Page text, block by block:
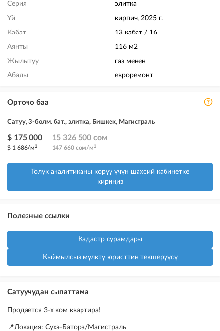
Серия элитка
Үй кирпич, 2025 г.
Кабат 13 кабат / 16
Аянты 116 м2
Жылытуу газ менен
Абалы евроремонт
Орточо баа
Сатуу, 3-бөлм. бат., элитка, Бишкек, Магистраль
$ 175 000
$ 1 686/м2
15 326 500 сом
147 660 сом/м2
Толук аналитиканы көрүү үчүн шахсий кабинетке
кириңиз
Полезные ссылки
Кадастр сурамдары
Кыймылсыз мүлктү юристтин текшерүүсү
Сатуучудан сыпаттама
Продается 3-х ком квартира!
📍Локация: Сухэ-Батора/Магистраль